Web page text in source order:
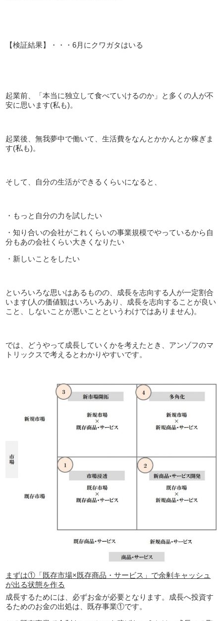
【検証結果】・・・6月にクワガタはいる
起業前、「本当に独立して食べていけるのか」と多くの人が不
安に思います(私も)。
起業後、無我夢中で働いて、生活費をなんとかかんとか稼ぎま
す(私も)。
そして、自分の生活ができるくらいになると、
・もっと自分の力を試したい
・知り合いの会社がこれくらいの事業規模でやっているから自
分もあの会社くらい大きくなりたい
・新しいことをしたい
といろいろな思いはあるものの、成長を志向する人が一定割合
います(人の価値観はいろいろあり、成長を志向することが良い
こと、しないことが悪いことというわけではありません)。
では、どうやって成長していくかを考えたとき、アンゾフのマ
トリックスで考えるとわかりやすいです。
まずは①「既存市場×既存商品・サービス」で余剰キャッシュ
が出る状態を作る
成長するためには、必ずお金が必要となります。成長へ投資す
るためのお金の出処は、既存事業①です。